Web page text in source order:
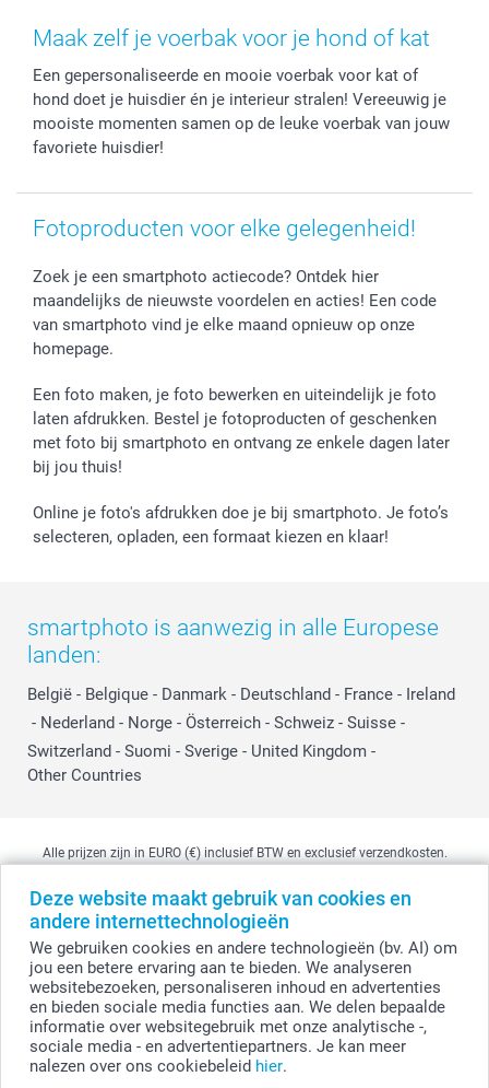
Deze website maakt gebruik van cookies en
andere internettechnologieën
We gebruiken cookies en andere technologieën (bv. AI) om
jou een betere ervaring aan te bieden. We analyseren
websitebezoeken, personaliseren inhoud en advertenties
en bieden sociale media functies aan. We delen bepaalde
informatie over websitegebruik met onze analytische -,
sociale media - en advertentiepartners. Je kan meer
nalezen over ons cookiebeleid hier.
Stickers en Etiketten
Fotokalenders & Fotoagenda's
Geschenken voor hem
Moederdag
Vaderdag
Verjaardag
Voorwaarden
Klachtenregeling
Wettelijke garantie
Privacybeleid
Prijslijst
Jobs & Stages
smartgarantie
Betalingsmogelijkheden
Grote bestellingen
Levering
smartfriends
Maak zelf je voerbak voor je hond of kat
Een gepersonaliseerde en mooie voerbak voor kat of
hond doet je huisdier én je interieur stralen! Vereeuwig je
mooiste momenten samen op de leuke voerbak van jouw
favoriete huisdier!
Fotoproducten voor elke gelegenheid!
Zoek je een smartphoto actiecode? Ontdek hier
maandelijks de nieuwste voordelen en acties! Een code
van smartphoto vind je elke maand opnieuw op onze
homepage.
Een foto maken, je foto bewerken en uiteindelijk je foto
laten afdrukken. Bestel je fotoproducten of geschenken
met foto bij smartphoto en ontvang ze enkele dagen later
bij jou thuis!
Online je foto's afdrukken doe je bij smartphoto. Je foto’s
selecteren, opladen, een formaat kiezen en klaar!
smartphoto is aanwezig in alle Europese
landen:
België - Belgique - Danmark - Deutschland - France - Ireland
- Nederland - Norge - Österreich - Schweiz - Suisse -
Switzerland - Suomi - Sverige - United Kingdom -
Other Countries
© smartphoto group. Alle rechten voorbehouden
smartphoto group NV.
Kwatrechtsteenweg 160, 9230 Wetteren, België
BTW-nummer BE 0405.706.755
Ondernemingsnummer 0405.706.755.
Bankgegevens: IBAN BE71 2850 2711 5569 - BIC: GEBABEBB
Alle prijzen zijn in EURO (€) inclusief BTW en exclusief verzendkosten.